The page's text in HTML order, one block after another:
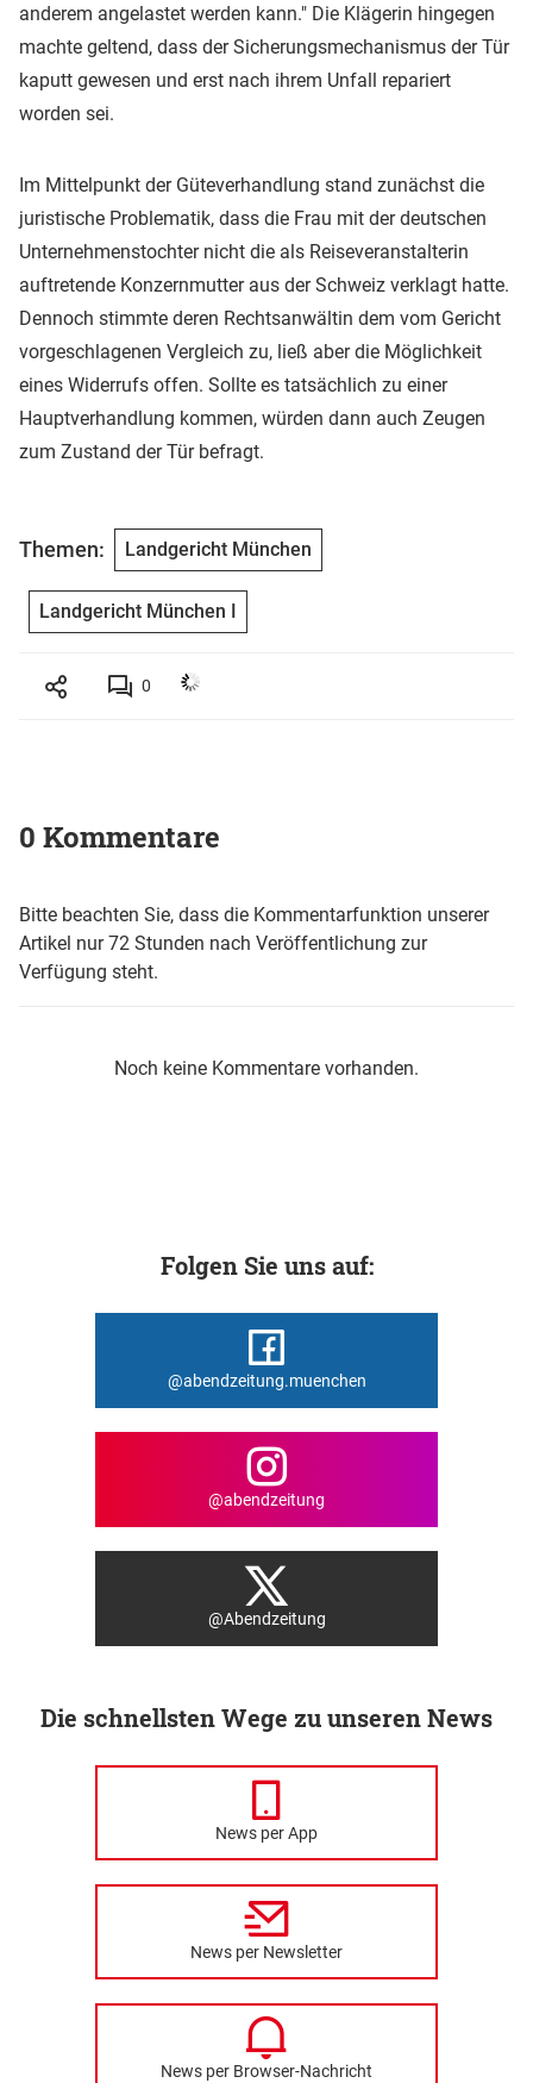
anderem angelastet werden kann." Die Klägerin hingegen
machte geltend, dass der Sicherungsmechanismus der Tür
kaputt gewesen und erst nach ihrem Unfall repariert
worden sei.
Im Mittelpunkt der Güteverhandlung stand zunächst die
juristische Problematik, dass die Frau mit der deutschen
Unternehmenstochter nicht die als Reiseveranstalterin
auftretende Konzernmutter aus der Schweiz verklagt hatte.
Dennoch stimmte deren Rechtsanwältin dem vom Gericht
vorgeschlagenen Vergleich zu, ließ aber die Möglichkeit
eines Widerrufs offen. Sollte es tatsächlich zu einer
Hauptverhandlung kommen, würden dann auch Zeugen
zum Zustand der Tür befragt.
Themen: Landgericht München
Landgericht München I
0
0 Kommentare
Bitte beachten Sie, dass die Kommentarfunktion unserer
Artikel nur 72 Stunden nach Veröffentlichung zur
Verfügung steht.
Noch keine Kommentare vorhanden.
Folgen Sie uns auf:
@abendzeitung.muenchen
@abendzeitung
@Abendzeitung
Die schnellsten Wege zu unseren News
News per App
News per Newsletter
News per Browser-Nachricht